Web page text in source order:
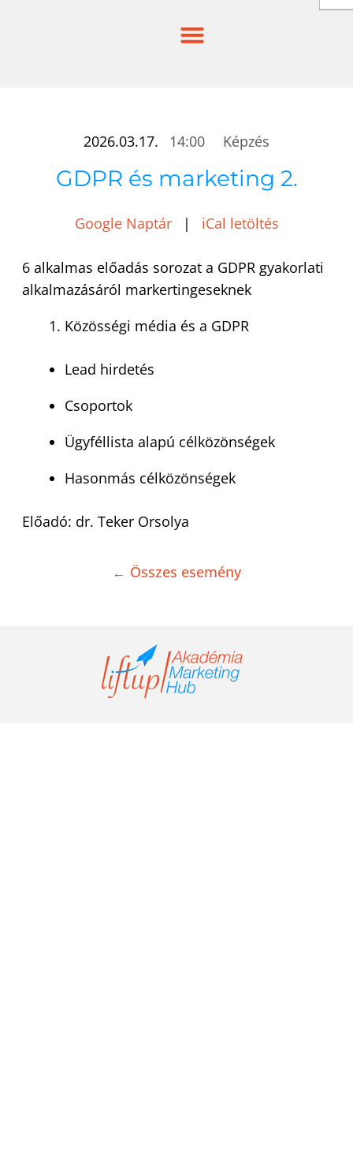
2026.03.17. 14:00 Képzés
GDPR és marketing 2.
Google Naptár | iCal letöltés
6 alkalmas előadás sorozat a GDPR gyakorlati
alkalmazásáról markertingeseknek
Közösségi média és a GDPR
Lead hirdetés
Csoportok
Ügyféllista alapú célközönségek
Hasonmás célközönségek
Előadó: dr. Teker Orsolya
← Összes esemény